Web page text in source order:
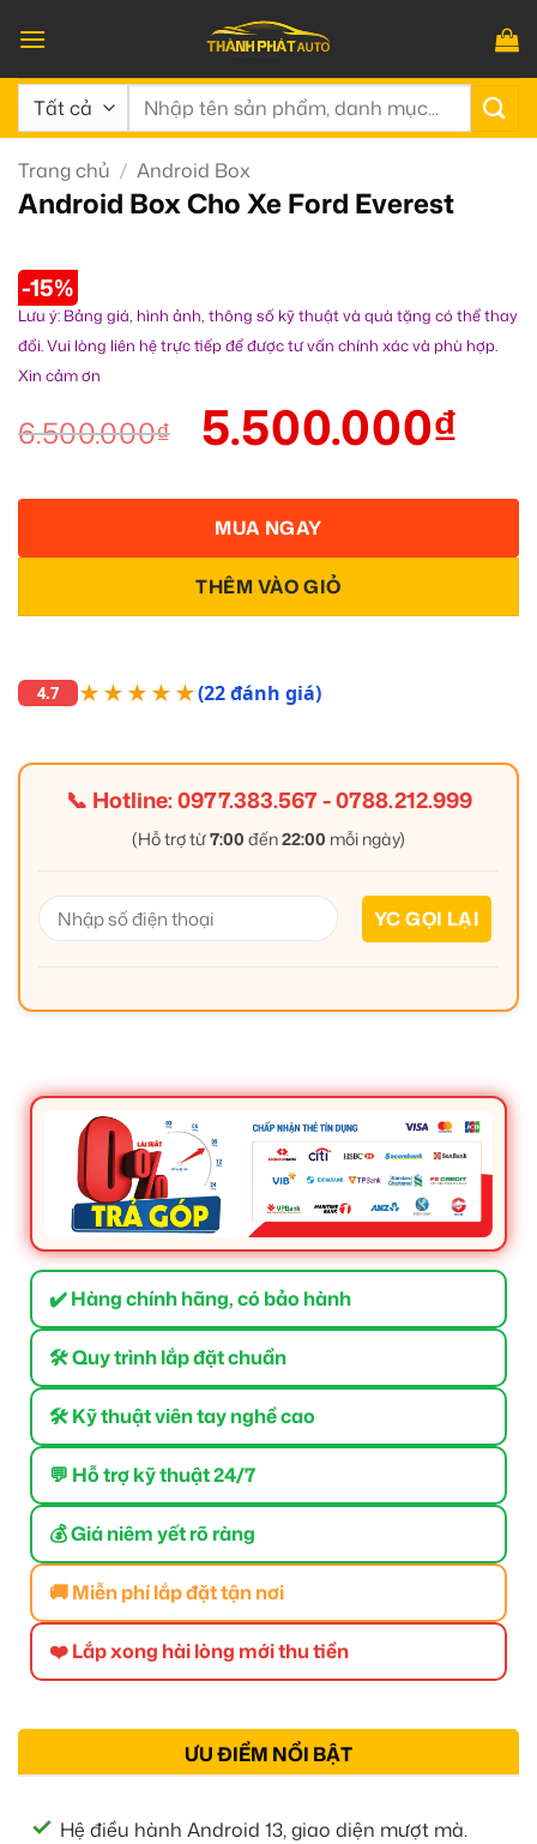
qua
nội
dung
Tìm
Trang chủ / Android Box
Android Box Cho Xe Ford Everest
-15%
Lưu ý: Bảng giá, hình ảnh, thông số kỹ thuật và quà tặng có thể thay
đổi. Vui lòng liên hệ trực tiếp để được tư vấn chính xác và phù hợp.
Xin cảm ơn
6.500.000₫ 5.500.000₫
THÊM VÀO GIỎ
MUA NGAY
4.7 ★★★★★(22 đánh giá)
📞 Hotline:0977.383.567-0788.212.999
(Hỗ trợ từ7:00 đến22:00 mỗi ngày)
✔️ Hàng chính hãng, có bảo hành
🛠 Quy trình lắp đặt chuẩn
🛠 Kỹ thuật viên tay nghề cao
💬 Hỗ trợ kỹ thuật 24/7
💰 Giá niêm yết rõ ràng
🚚 Miễn phí lắp đặt tận nơi
❤️ Lắp xong hài lòng mới thu tiền
ƯU ĐIỂM NỔI BẬT
Hệ điều hành Android 13, giao diện mượt mà.